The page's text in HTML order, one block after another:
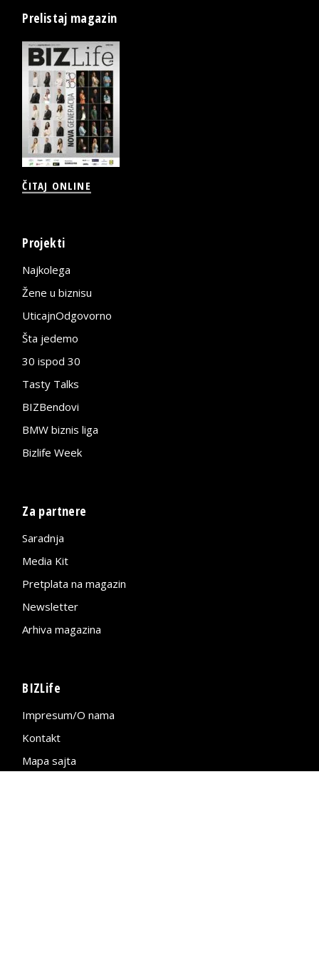
Prelistaj magazin
ČITAJ ONLINE
Projekti
Najkolega
Žene u biznisu
UticajnOdgovorno
Šta jedemo
30 ispod 30
Tasty Talks
BIZBendovi
BMW biznis liga
Bizlife Week
Za partnere
Saradnja
Media Kit
Pretplata na magazin
Newsletter
Arhiva magazina
BIZLife
Impresum/O nama
Kontakt
Mapa sajta